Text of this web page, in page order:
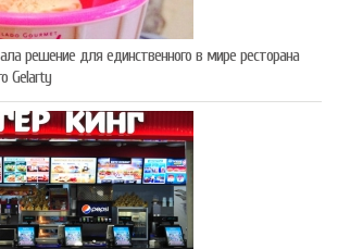
решение для единственного в мире ресторана
Gelarty